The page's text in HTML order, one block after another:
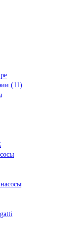
(11)